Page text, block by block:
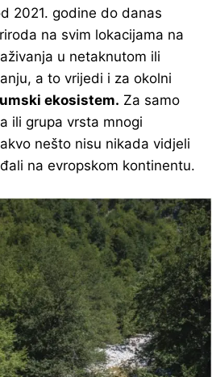
2021. godine do danas
na svim lokacijama na
u netaknutom ili
a to vrijedi i za okolni
ekosistem. Za samo
ili grupa vrsta mnogi
nešto nisu nikada vidjeli
na evropskom kontinentu.